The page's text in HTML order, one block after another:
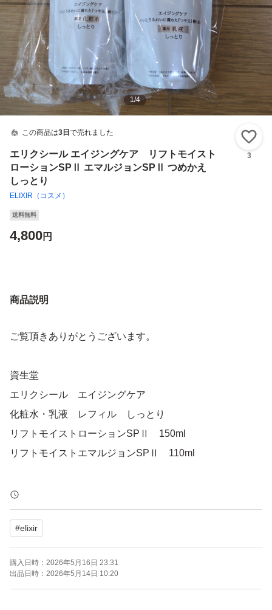
1/4
この商品は3日 で売れました
エリクシール エイジングケア リフトモイスト
ローションSPⅡ エマルジョンSPⅡ つめかえ
しっとり
ELIXIR（コスメ）
3
送料無料
4,800円
商品説明
ご覧頂きありがとうございます。
資生堂
エリクシール エイジングケア
化粧水・乳液 レフィル しっとり
リフトモイストローションSPⅡ 150ml
リフトモイストエマルジョンSPⅡ 110ml
新品未使用・未開封
2026.5月に購入しました。
#elixir
購入日時： 2026年5月16日 23:31
出品日時： 2026年5月14日 10:20